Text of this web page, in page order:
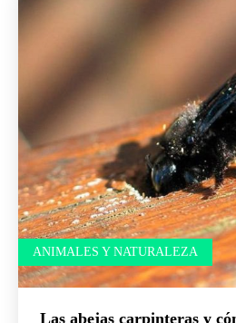
ANIMALES Y NATURALEZA
Las abejas carpinteras y